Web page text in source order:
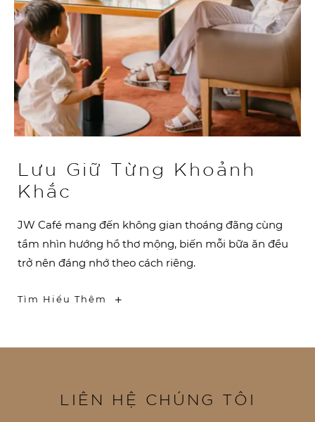
Lưu Giữ Từng Khoảnh
Khắc
JW Café mang đến không gian thoáng đãng cùng
tầm nhìn hướng hồ thơ mộng, biến mỗi bữa ăn đều
trở nên đáng nhớ theo cách riêng.
Tìm Hiểu Thêm
-
Khắc
LIÊN HỆ CHÚNG TÔI